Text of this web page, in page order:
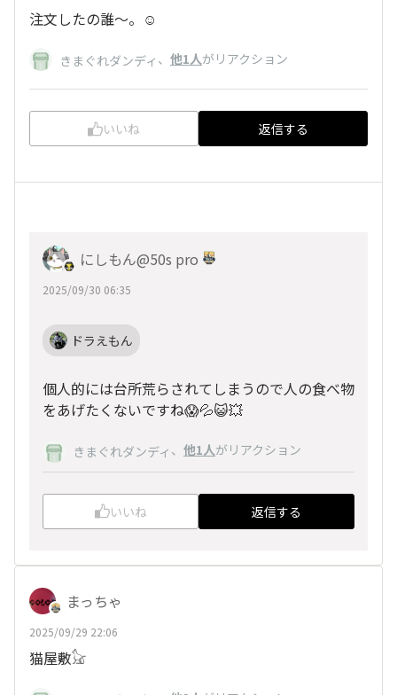
注文したの誰〜。☺️
きまぐれダンディ 、 他1人がリアクション
いいね 返信する
にしもん@50s pro
2025/09/30 06:35
ドラえもん
個人的には台所荒らされてしまうので人の食べ物
をあげたくないですね😱💦😺💥
きまぐれダンディ 、 他1人がリアクション
いいね 返信する
まっちゃ
2025/09/29 22:06
猫屋敷𓃠